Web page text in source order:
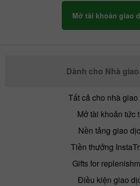
Mở tài khoản giao
Dành cho Nhà
Tất cả cho nhà giao
Mở tài khoản tức
Nền tảng giao
Tiền thưởng
Gifts for
Điều kiện giao